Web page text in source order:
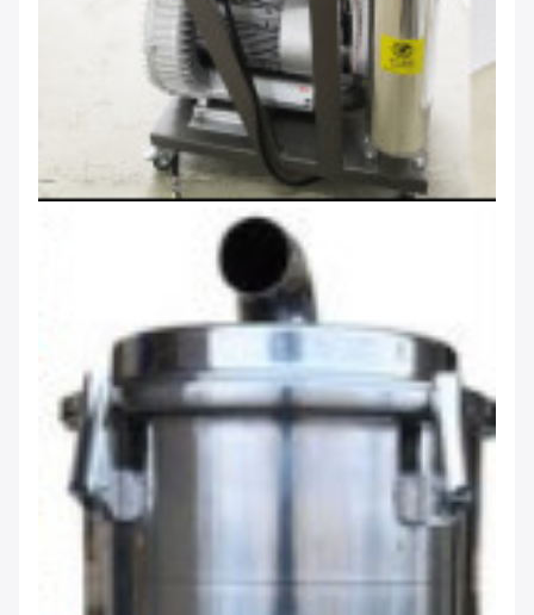
We bellen je snel terug!
VERZENDEN